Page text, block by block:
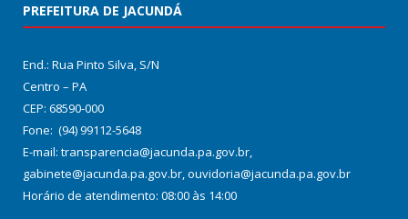
PREFEITURA DE JACUNDÁ
End.: Rua Pinto Silva, S/N
Centro – PA
CEP: 68590-000
Fone: (94) 99112-5648
E-mail: transparencia@jacunda.pa.gov.br,
gabinete@jacunda.pa.gov.br, ouvidoria@jacunda.pa.gov.br
Horário de atendimento: 08:00 às 14:00